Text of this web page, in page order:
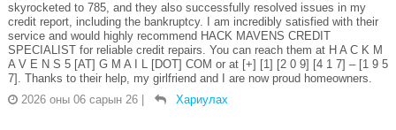
skyrocketed to 785, and they also successfully resolved issues in my
credit report, including the bankruptcy. I am incredibly satisfied with their
service and would highly recommend HACK MAVENS CREDIT
SPECIALIST for reliable credit repairs. You can reach them at H A C K M
A V E N S 5 [AT] G M A I L [DOT] COM or at [+] [1] [2 0 9] [4 1 7] – [1 9 5
7]. Thanks to their help, my girlfriend and I are now proud homeowners.
2026 оны 06 сарын 26
Хариулах